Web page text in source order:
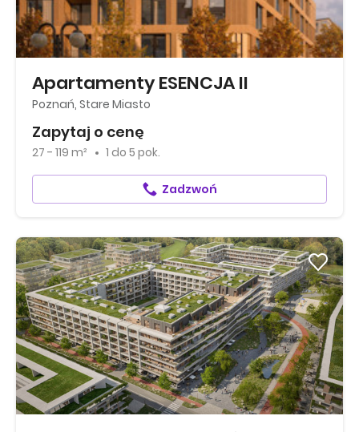
Apartamenty ESENCJA II
Poznań, Stare Miasto
Zapytaj o cenę
27 - 119 m² 1 do 5 pok.
Zadzwoń